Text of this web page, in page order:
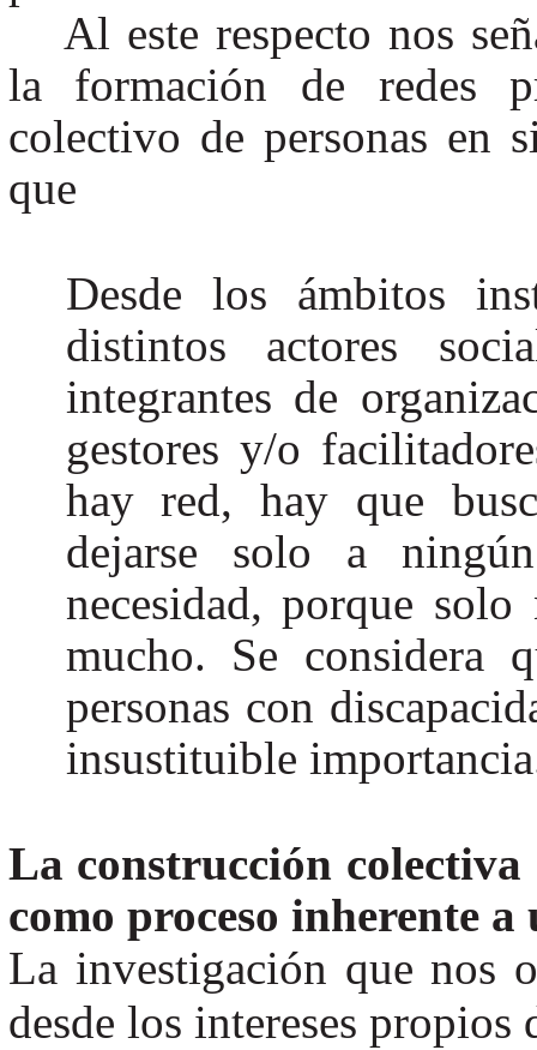
Al este respecto nos
la formación de redes
colectivo de personas en
que
Desde los ámbitos
distintos actores
integrantes de
gestores y/o
hay red, hay que
dejarse solo a
necesidad, porque
mucho. Se considera
personas con
insustituible
La construcción
como proceso inherente
La investigación que nos
desde los intereses propios